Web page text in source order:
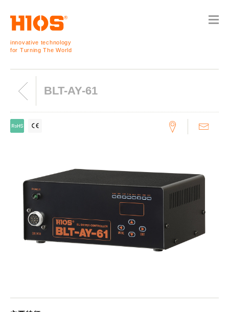
innovative technology
for Turning The World
BLT-AY-61